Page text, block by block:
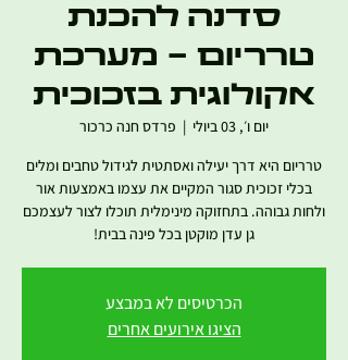
סדנה להכנת
טרריום - מערכת
אקולוגית בזכוכית
יום ו׳, 03 ביולי
  |
פרדס חנה כרכור
טרריום היא דרך יעילה ואסתטית לגידול טחבים ומלים
בכלי זכוכית סגור המקיים את עצמו באמצעות אור
ולחות גבוהה. בתחזוקה מינימלית תוכלו לצור לעצמכם
גן עדן מוקטן בכל פינה בבית!
הכרטיסים לא במבצע
הציגו אירועים אחרים